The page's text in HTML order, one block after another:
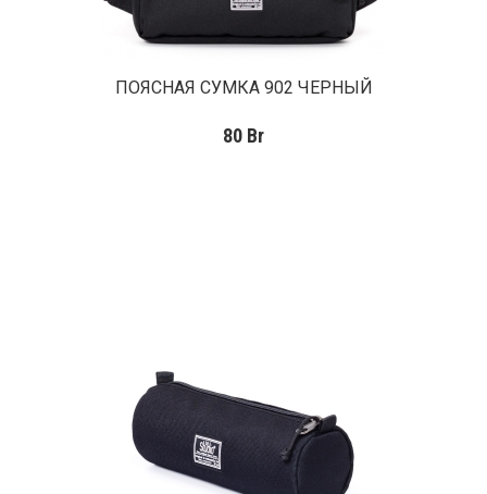
ПОЯСНАЯ СУМКА 902 ЧЕРНЫЙ
80 Br